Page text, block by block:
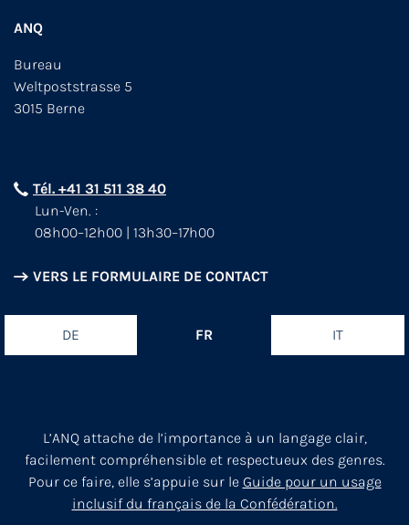
ANQ
Bureau
Weltpoststrasse 5
3015 Berne
Tél. +41 31 511 38 40
Lun-Ven. :
08h00–12h00 | 13h30–17h00
VERS LE FORMULAIRE DE CONTACT
DE FR IT
L’ANQ attache de l’importance à un langage clair,
facilement compréhensible et respectueux des genres.
Pour ce faire, elle s’appuie sur le Guide pour un usage
inclusif du français de la Confédération.